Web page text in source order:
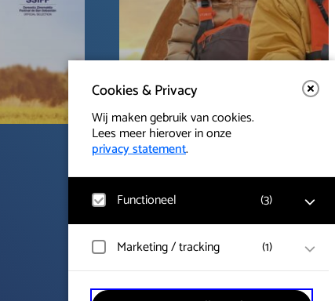
Cookies & Privacy
Wij maken gebruik van cookies.
Lees meer hierover in onze
privacy statement.
Functioneel (3)
Noodzakelijk
het onthouden van voorkeuren worden
functionele cookies geplaatst. Hierbij
Marketing / tracking (1)
YouTube
Filmtheater
ma 12 okt 2026